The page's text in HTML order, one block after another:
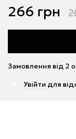
266 грн
Замовлення від 2
Увійти для